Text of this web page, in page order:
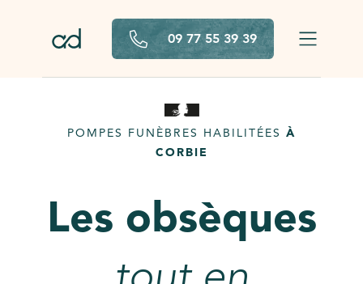
09 77 55 39 39
POMPES FUNÈBRES HABILITÉES À
CORBIE
Les obsèques